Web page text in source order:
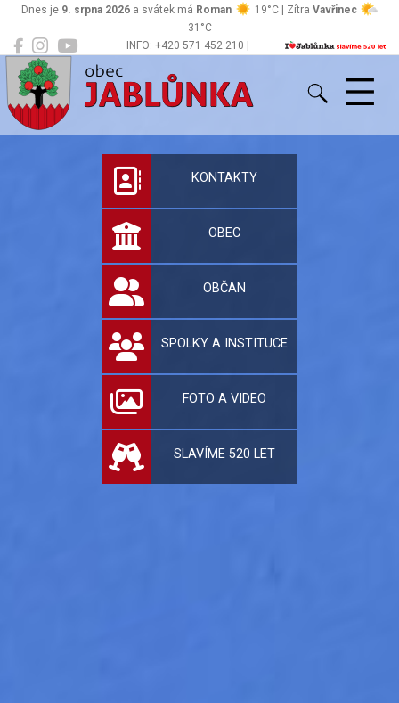
INFO: +420 571 452 210 |
Dnes je 9. srpna 2026 a svátek má Roman 19°C | Zítra Vavřinec
31°C
Jablůnka
Oficiální stránky
KONTAKTY
OBEC
OBČAN
SPOLKY A INSTITUCE
FOTO A VIDEO
SLAVÍME 520 LET